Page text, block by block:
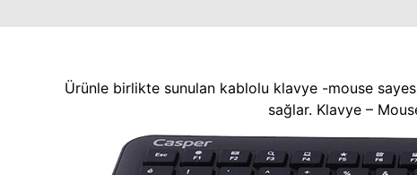
Ürünle birlikte sunulan kablolu klavye -mouse
sağlar. Klavye –